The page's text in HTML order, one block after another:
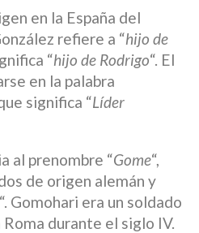
en la España del
refiere a “hijo de
“hijo de Rodrigo“. El
en la palabra
significa “Líder
al prenombre “Gome“,
de origen alemán y
“. Gomohari era un soldado
durante el siglo IV.